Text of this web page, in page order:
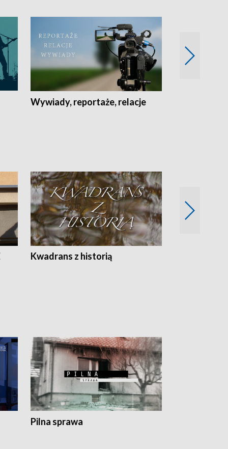
Wywiady, reportaże, relacje
Kwadrans z historią
Pilna sprawa